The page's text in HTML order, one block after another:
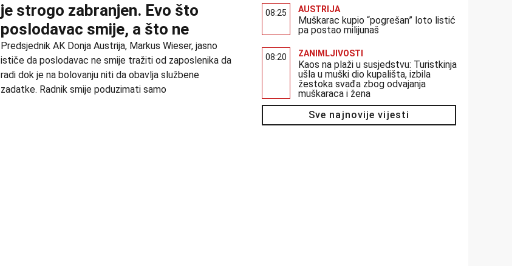
je strogo zabranjen. Evo što
poslodavac smije, a što ne
Predsjednik AK Donja Austrija, Markus Wieser, jasno
ističe da poslodavac ne smije tražiti od zaposlenika da
radi dok je na bolovanju niti da obavlja službene
zadatke. Radnik smije poduzimati samo
08:25 AUSTRIJA
Muškarac kupio “pogrešan” loto listić
pa postao milijunaš
08:20 ZANIMLJIVOSTI
Kaos na plaži u susjedstvu: Turistkinja
ušla u muški dio kupališta, izbila
žestoka svađa zbog odvajanja
muškaraca i žena
Sve najnovije vijesti